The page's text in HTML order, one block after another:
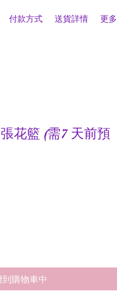
付款方式 送貨詳情 更多
花籃 (需7 天前預
到購物車中